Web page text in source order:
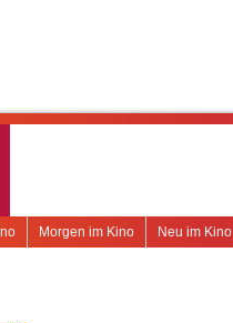
Neu im Kino
Morgen im Kino